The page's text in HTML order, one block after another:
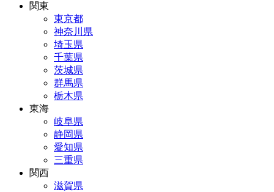
関東
東京都
神奈川県
埼玉県
千葉県
茨城県
群馬県
栃木県
東海
岐阜県
静岡県
愛知県
三重県
関西
滋賀県